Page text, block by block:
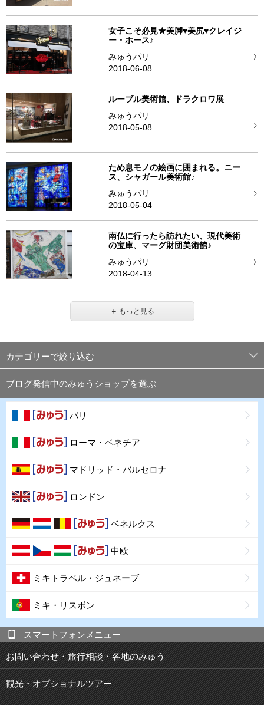
女子こそ必見★美脚♥美尻♥クレイジ
ー・ホース♪
みゅうパリ
2018-06-08
ルーブル美術館、ドラクロワ展
みゅうパリ
2018-05-08
ため息モノの絵画に囲まれる。ニー
ス、シャガール美術館♪
みゅうパリ
2018-05-04
南仏に行ったら訪れたい、現代美術
の宝庫、マーグ財団美術館♪
みゅうパリ
2018-04-13
＋ もっと見る
カテゴリーで絞り込む
ブログ発信中のみゅうショップを選ぶ
パリ
ローマ・ベネチア
マドリッド・バルセロナ
ロンドン
ベネルクス
中欧
ミキトラベル・ジュネーブ
ミキ・リスボン
スマートフォンメニュー
お問い合わせ・旅行相談・各地のみゅう
観光・オプショナルツアー